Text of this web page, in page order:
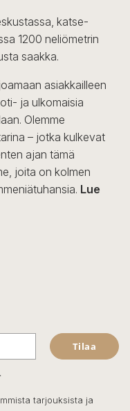
katse-
1200 neliömetrin
saakka.
asiakkailleen
ja ulkomaisia
Olemme
– jotka kulkevat
ajan tämä
joita on kolmen
Lue
Tilaa
.
tarjouksista ja